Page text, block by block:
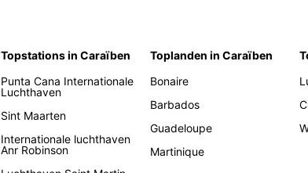
Topstations in Caraïben
Punta Cana Internationale
Luchthaven
Sint Maarten
Internationale luchthaven
Anr Robinson
Toplanden in Caraïben
Bonaire
Barbados
Guadeloupe
Martinique